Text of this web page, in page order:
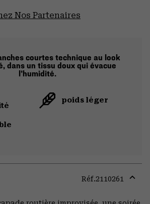
Nos Partenaires
courtes technique au look
dans un tissu doux qui évacue
l’humidité.
poids léger
Réf.2110261
or